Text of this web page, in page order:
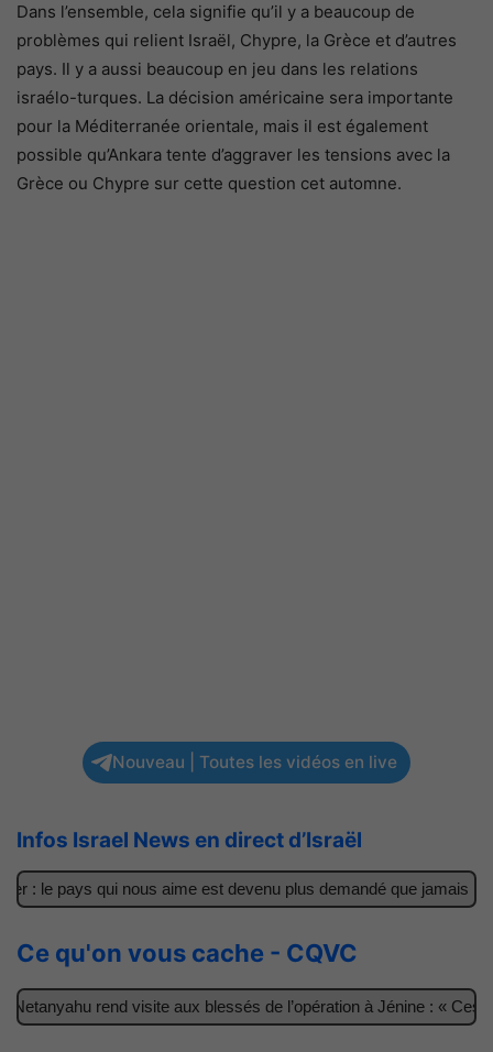
Dans l’ensemble, cela signifie qu’il y a beaucoup de
problèmes qui relient Israël, Chypre, la Grèce et d’autres
pays. Il y a aussi beaucoup en jeu dans les relations
israélo-turques. La décision américaine sera importante
pour la Méditerranée orientale, mais il est également
possible qu’Ankara tente d’aggraver les tensions avec la
Grèce ou Chypre sur cette question cet automne.
Nouveau | Toutes les vidéos en live
Infos Israel News en direct d’Israël
le pays qui nous aime est devenu plus demandé que jamais
Ce qu'on vous cache - CQVC
rend visite aux blessés de l’opération à Jénine : « Ces